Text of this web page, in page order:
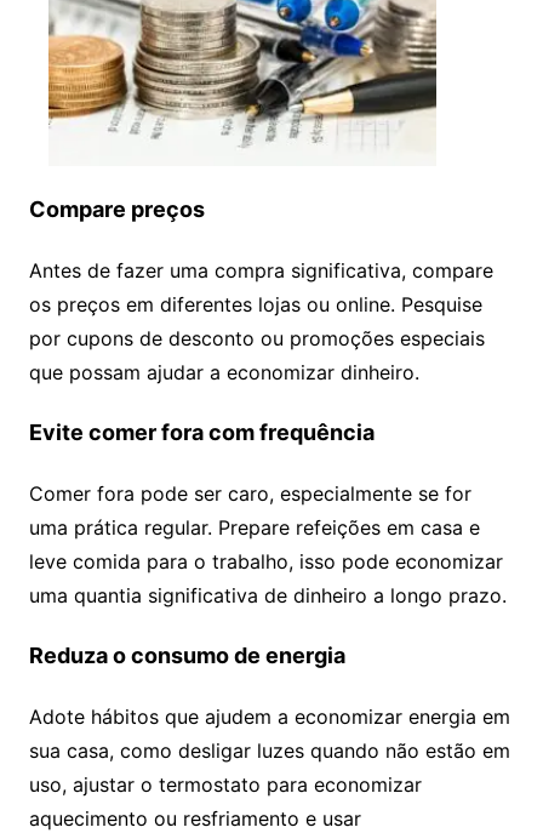
Compare preços
Antes de fazer uma compra significativa, compare
os preços em diferentes lojas ou online. Pesquise
por cupons de desconto ou promoções especiais
que possam ajudar a economizar dinheiro.
Evite comer fora com frequência
Comer fora pode ser caro, especialmente se for
uma prática regular. Prepare refeições em casa e
leve comida para o trabalho, isso pode economizar
uma quantia significativa de dinheiro a longo prazo.
Reduza o consumo de energia
Adote hábitos que ajudem a economizar energia em
sua casa, como desligar luzes quando não estão em
uso, ajustar o termostato para economizar
aquecimento ou resfriamento e usar